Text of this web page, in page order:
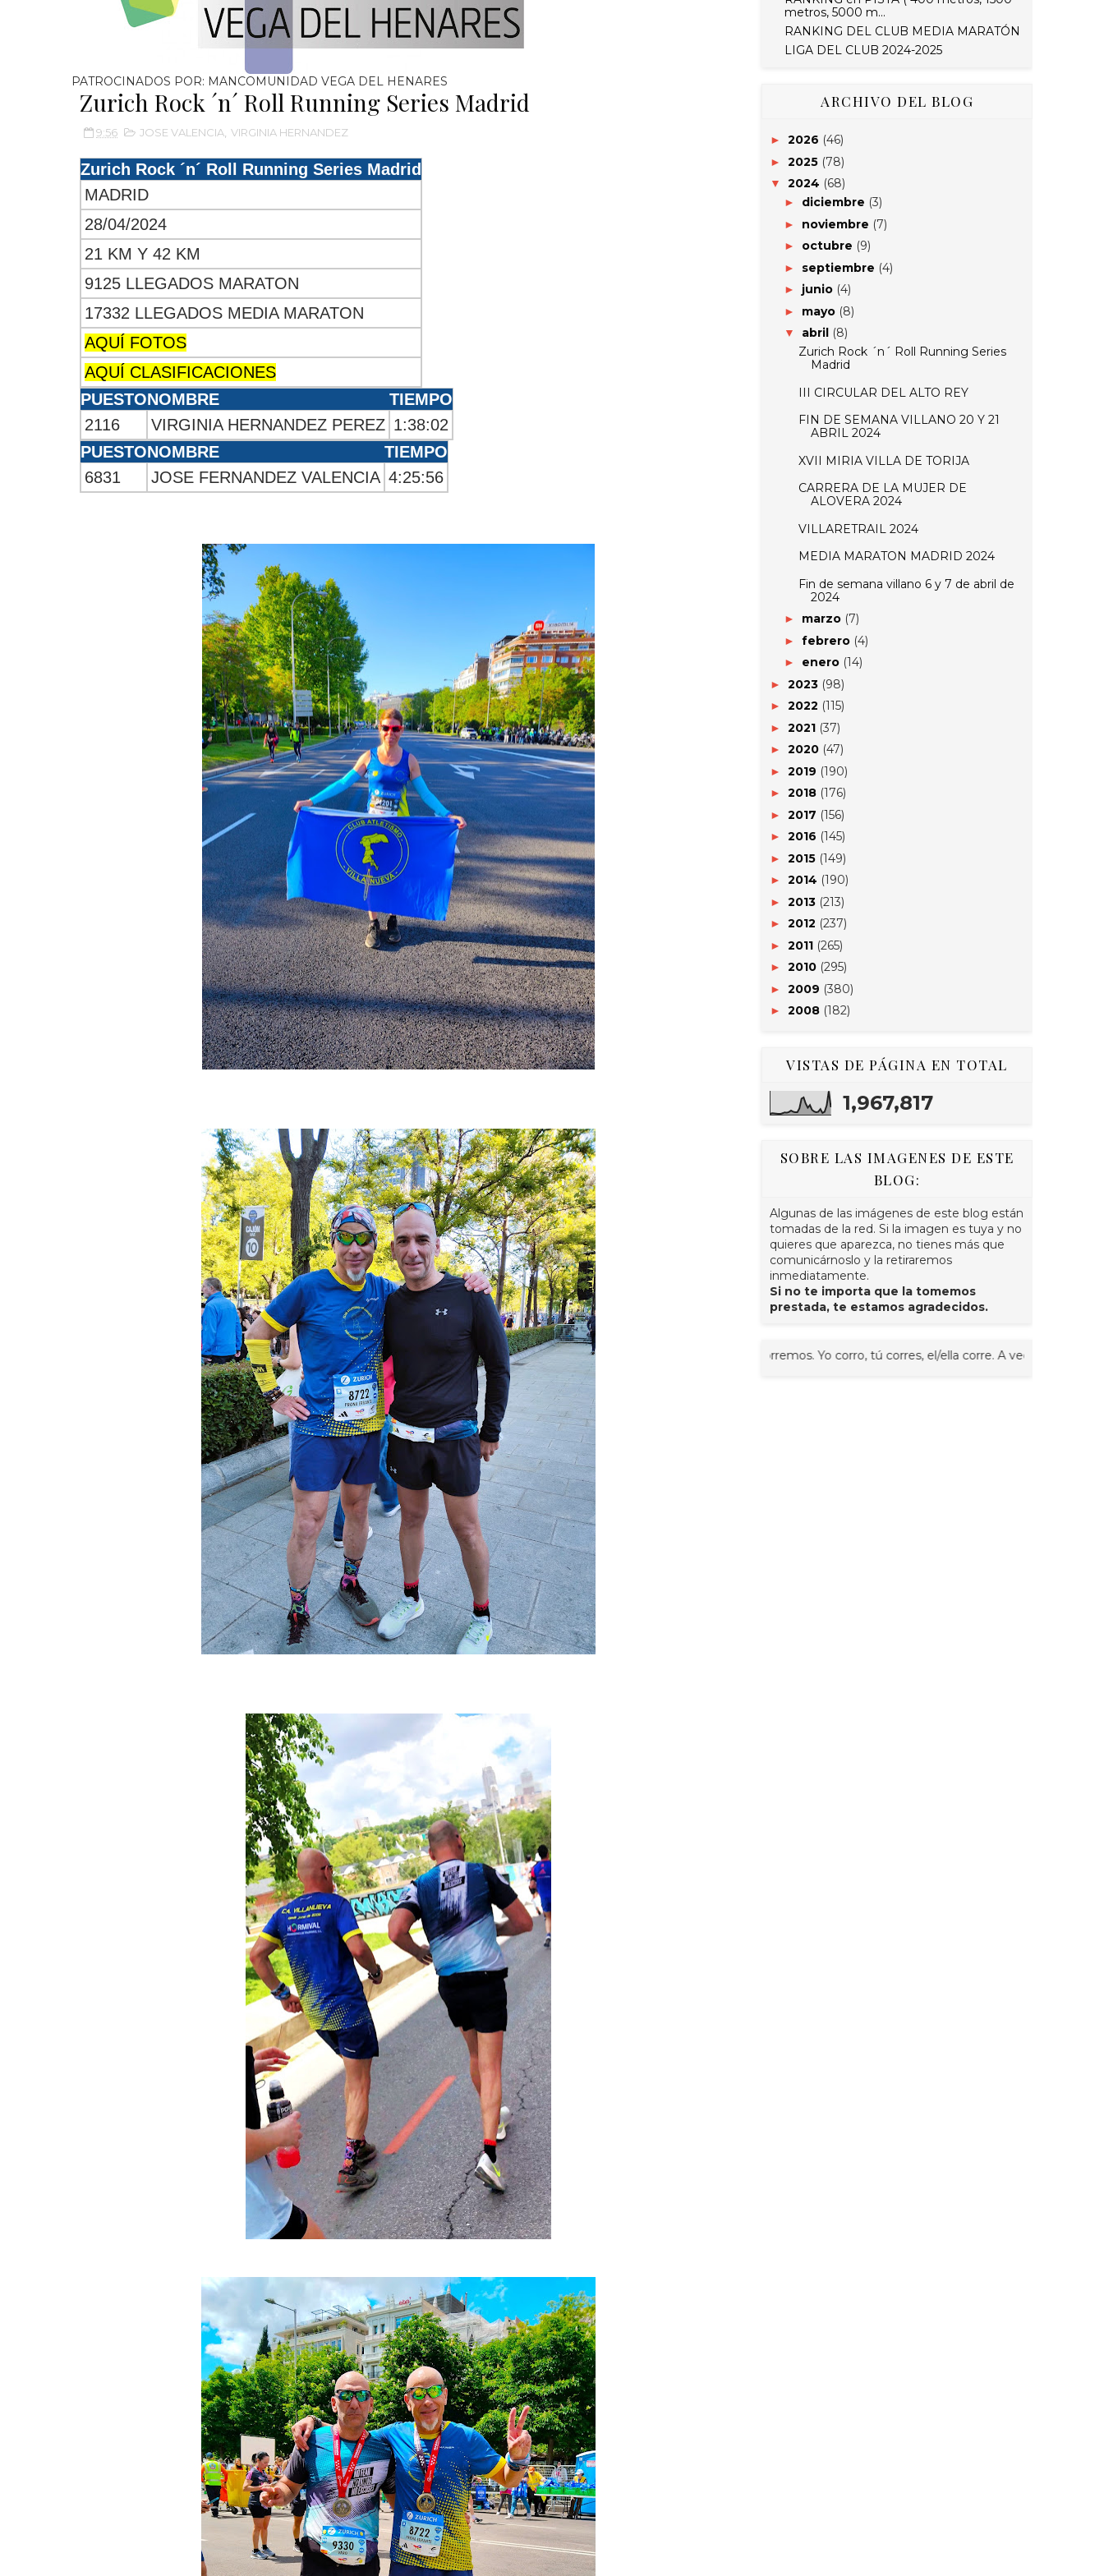
PATROCINADOS POR: MANCOMUNIDAD VEGA DEL HENARES
Zurich Rock ´n´ Roll Running Series Madrid
9:56 JOSE VALENCIA VIRGINIA HERNANDEZ
Zurich Rock ´n´ Roll Running Series Madrid
MADRID
28/04/2024
21 KM Y 42 KM
9125 LLEGADOS MARATON
17332 LLEGADOS MEDIA MARATON
AQUÍ FOTOS
AQUÍ CLASIFICACIONES
PUESTONOMBRE
TIEMPO
2116
VIRGINIA HERNANDEZ PEREZ 1:38:02
PUESTONOMBRE
TIEMPO
6831
JOSE FERNANDEZ VALENCIA 4:25:56
metros, 5000 m...
RANKING DEL CLUB MEDIA MARATÓN
LIGA DEL CLUB 2024-2025
ARCHIVO DEL BLOG
► 2026 (46)
► 2025 (78)
▼ 2024 (68)
► diciembre (3)
► noviembre (7)
► octubre (9)
► septiembre (4)
► junio (4)
► mayo (8)
▼ abril (8)
Zurich Rock ´n´ Roll Running Series
Madrid
III CIRCULAR DEL ALTO REY
FIN DE SEMANA VILLANO 20 Y 21
ABRIL 2024
XVII MIRIA VILLA DE TORIJA
CARRERA DE LA MUJER DE
ALOVERA 2024
VILLARETRAIL 2024
MEDIA MARATON MADRID 2024
Fin de semana villano 6 y 7 de abril de
2024
► marzo (7)
► febrero (4)
► enero (14)
► 2023 (98)
► 2022 (115)
► 2021 (37)
► 2020 (47)
► 2019 (190)
► 2018 (176)
► 2017 (156)
► 2016 (145)
► 2015 (149)
► 2014 (190)
► 2013 (213)
► 2012 (237)
► 2011 (265)
► 2010 (295)
► 2009 (380)
► 2008 (182)
VISTAS DE PÁGINA EN TOTAL
1,967,817
SOBRE LAS IMAGENES DE ESTE
BLOG:
Algunas de las imágenes de este blog están
tomadas de la red. Si la imagen es tuya y no
quieres que aparezca, no tienes más que
comunicárnoslo y la retiraremos
inmediatamente.
Si no te importa que la tomemos
prestada, te estamos agradecidos.
Tod@s corremos. Yo corro, tú corres, el/ella corre. A veces juntos, nosotr@s